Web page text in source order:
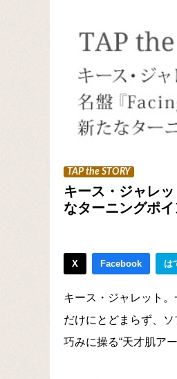
TAP the STORY
キース・ジャレ
なターニングポイ
X Facebook は
キース・ジャレット
だけにとどまらず、
巧みに操る“天才肌ア